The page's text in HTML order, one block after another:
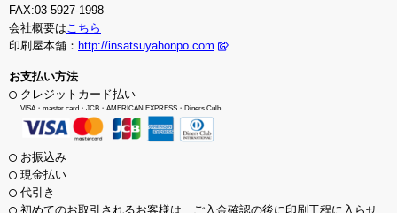
FAX:03-5927-1998
会社概要はこちら
印刷屋本舗： http://insatsuyahonpo.com
お支払い方法
クレジットカード払い
VISA・master card・JCB・AMERICAN EXPRESS・Diners Culb
お振込み
現金払い
代引き
初めてのお取引されるお客様は、ご入金確認の後に印刷工程に入らせ